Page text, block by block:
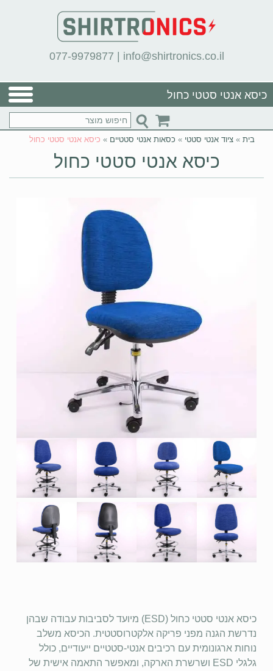
077-9979877 | info@shirtronics.co.il
כיסא אנטי סטטי כחול
בית » ציוד אנטי סטטי » כסאות אנטי סטטיים » כיסא אנטי סטטי כחול
כיסא אנטי סטטי כחול
כיסא אנטי סטטי כחול (ESD) מיועד לסביבות עבודה שבהן
נדרשת הגנה מפני פריקה אלקטרוסטטית. הכיסא משלב
נוחות ארגונומית עם רכיבים אנטי-סטטיים ייעודיים, כולל
גלגלי ESD ושרשרת הארקה, ומאפשר התאמה אישית של